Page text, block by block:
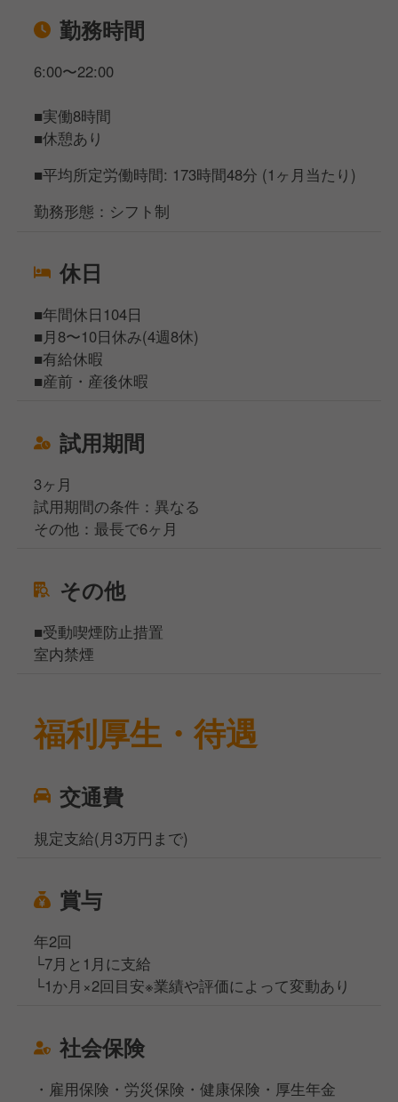
勤務時間
6:00〜22:00
■実働8時間
■休憩あり
■平均所定労働時間: 173時間48分 (1ヶ月当たり)
勤務形態：シフト制
休日
■年間休日104日
■月8〜10日休み(4週8休)
■有給休暇
■産前・産後休暇
試用期間
3ヶ月
試用期間の条件：異なる
その他：最長で6ヶ月
その他
■受動喫煙防止措置
室内禁煙
福利厚生・待遇
交通費
規定支給(月3万円まで)
賞与
年2回
└7月と1月に支給
└1か月×2回目安※業績や評価によって変動あり
社会保険
・雇用保険・労災保険・健康保険・厚生年金